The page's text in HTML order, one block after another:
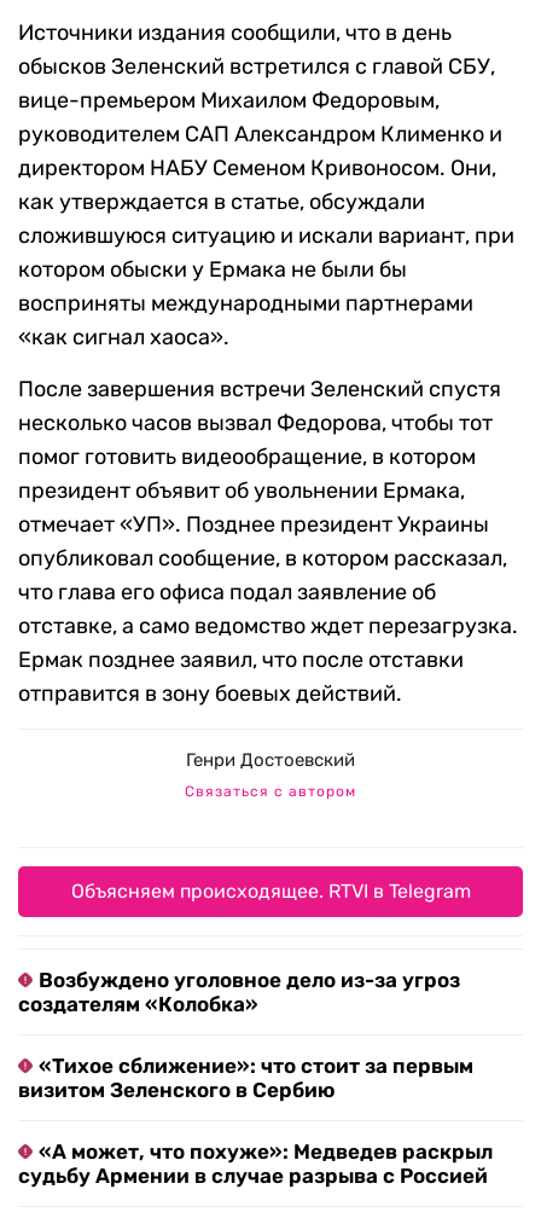
Источники издания сообщили, что в день
обысков Зеленский встретился с главой СБУ,
вице-премьером Михаилом Федоровым,
руководителем САП Александром Клименко и
директором НАБУ Семеном Кривоносом. Они,
как утверждается в статье, обсуждали
сложившуюся ситуацию и искали вариант, при
котором обыски у Ермака не были бы
восприняты международными партнерами
«как сигнал хаоса».
После завершения встречи Зеленский спустя
несколько часов вызвал Федорова, чтобы тот
помог готовить видеообращение, в котором
президент объявит об увольнении Ермака,
отмечает «УП». Позднее президент Украины
опубликовал сообщение, в котором рассказал,
что глава его офиса подал заявление об
отставке, а само ведомство ждет перезагрузка.
Ермак позднее заявил, что после отставки
отправится в зону боевых действий.
Генри Достоевский
Связаться с автором
Объясняем происходящее. RTVI в Telegram
Возбуждено уголовное дело из-за угроз
создателям «Колобка»
«Тихое сближение»: что стоит за первым
визитом Зеленского в Сербию
«А может, что похуже»: Медведев раскрыл
судьбу Армении в случае разрыва с Россией